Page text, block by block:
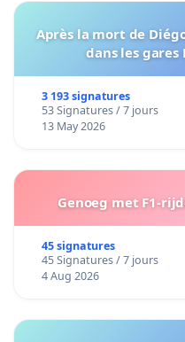
Après la mort de
dans les gares
3 193 signatures
53 Signatures / 7 jours
13 May 2026
Genoeg met F1-
45 signatures
45 Signatures / 7 jours
4 Aug 2026